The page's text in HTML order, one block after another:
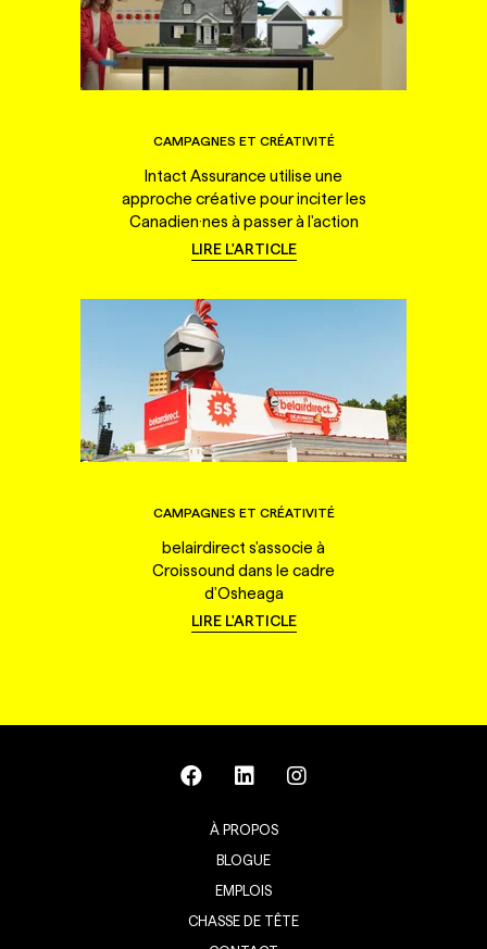
CAMPAGNES ET CRÉATIVITÉ
Intact Assurance utilise une
approche créative pour inciter les
Canadien·nes à passer à l'action
LIRE L'ARTICLE
CAMPAGNES ET CRÉATIVITÉ
belairdirect s'associe à
Croissound dans le cadre
d'Osheaga
LIRE L'ARTICLE
À PROPOS
BLOGUE
EMPLOIS
CHASSE DE TÊTE